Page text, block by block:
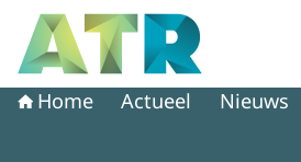
Naar de homepage van
Home Actueel Nieuws